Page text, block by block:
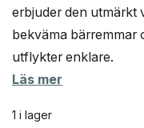
574 kr.
306 kr.
erbjuder den utmärkt
bekväma bärremmar
utflykter enklare.
Läs mer
1 i lager